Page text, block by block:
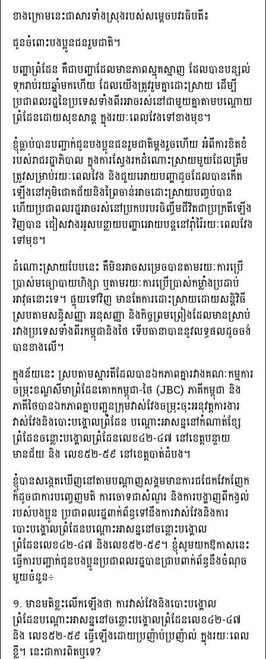
ខាងក្រោមនេះជាសារទាំងស្រុងរបស់សម្តេចបវរធិបតី៖
ជូនចំពោះបងប្អូនជនរួមជាតិ។
បញ្ហាព្រំដែន គឺជាបញ្ហាដែលមានភាពស្មុគស្មាញ ដែលបានបន្សល់
ទុករាប់រយឆ្នាំមកហើយ ដែលយើងត្រូវរួមគ្នាដោះស្រាយ ដើម្បី
ប្រជាពលរដ្ឋនៃប្រទេសទាំងពីរអាចរស់នៅជាមួយគ្នាតាមបណ្ដោយ
ព្រំដែនដោយសុខសាន្ត ក្នុងរយៈពេលវែងទៅខាងមុខ។
ខ្ញុំធ្លាប់បានបញ្ជាក់ជូនបងប្អូនជនរួមជាតិម្តងរួចហើយ អំពីការខិតខំ
របស់រាជរដ្ឋាភិបាល ក្នុងការស្វែងរកដំណោះស្រាយមួយដែលត្រឹម
ត្រូវសម្រាប់រយៈពេលវែង និងជួយអោយបញ្ហាដូចដែលបានកើត
ឡើងនៅភូមិជោគជ័យនិងព្រៃចាន់អាចដោះស្រាយបញ្ចប់បាន
ហើយប្រជាពលរដ្ឋអាចរស់នៅប្រកបរបរចិញ្ចឹមជីវិតជាប្រក្រតីឡើង
វិញបាន ជៀសវាងអូសបន្លាយបញ្ហាអោយបន្តនៅរ៉ាំរ៉ៃរយៈពេលវែង
ទៅមុខ។
ដំណោះស្រាយបែបនេះ គឺមិនអាចសម្រេចបានតាមរយៈការប្រើ
ប្រាស់មធ្យោបាយហិង្សា ឬតាមរយៈការប្រើប្រាស់កម្លាំងប្រដាប់
អាវុធនោះទេ។ ផ្ទុយទៅវិញ មានតែការដោះស្រាយដោយសន្តិវិធី
ស្របតាមសន្ធិសញ្ញា អនុសញ្ញា និងកិច្ចព្រមព្រៀងដែលមានស្រាប់
រវាងប្រទេសទាំងពីរកម្ពុជានិងថៃ ទើបធានាបាននូវលទ្ធផលដូចចង់
បានខាងលើ។
ក្នុងន័យនេះ ស្របតាមស្មារតីដែលបានឯកភាពគ្នារវាងគណៈកម្មការ
ចម្រុះខណ្ឌសីមាព្រំដែនគោកកម្ពុជា-ថៃ (JBC) ភាគីកម្ពុជា និង
ភាគីថៃបានឯកភាពគ្នាបញ្ជូនក្រុមវាស់វែងចម្រុះចុះអនុវត្តការងារ
វាស់វែងនិងបោះបង្គោលព្រំដែន បណ្តោះអាសន្ននៅកំណាត់ខ្សែ
ព្រំដែនចន្លោះបង្គោលព្រំដែនលេខ៤២-៤៧ នៅខេត្តបន្ទាយ
មានជ័យ និង លេខ៥២-៥៩ នៅខេត្តបាត់ដំបង។
ខ្ញុំបានសង្កេតឃើញនៅតាមបណ្ដាញសង្គមមានការជជែកវែកញែក
ក៏ដូចជាការបញ្ចេញមតិ ការចោទជាសំណួរ និងការបង្ហាញពីកង្វល់
របស់បងប្អូន ប្រជាពលរដ្ឋពាក់ព័ន្ធទៅនឹងការវាស់វែងនិងការ
បោះបង្គោលព្រំដែនបណ្ដោះអាសន្ននៅចន្លោះបង្គោល
ព្រំដែនលេខ៤២-៤៧ និងលេខ៥២-៥៩។ ខ្ញុំសូមយកឱកាសនេះ
ធ្វើការបញ្ជាក់ជូនបងប្អូនប្រជាពលរដ្ឋបានជ្រាបពាក់ព័ន្ធនឹងចំណុច
មួយចំនួន÷
១. មានមតិខ្លះលើកឡើងថា ការវាស់វែងនិងបោះបង្គោល
ព្រំដែនបណ្តោះអាសន្ននៅចន្លោះបង្គោលព្រំដែនលេខ៤២-៤៧
និង លេខ៥២-៥៩ ធ្វើឡើងដោយប្រញ៉ាប់ប្រញ៉ាល់ ក្នុងរយៈពេល
ខ្លី។ នេះជាការពិតឬទេ?